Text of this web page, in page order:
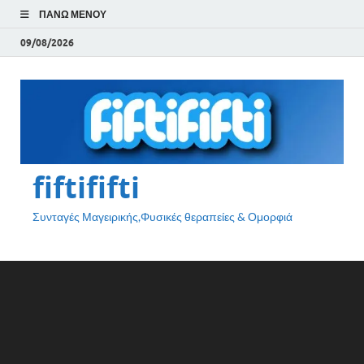
ΠΆΝΩ ΜΕΝΟΎ
09/08/2026
fiftififti
Συνταγές Μαγειρικής,Φυσικές θεραπείες & Ομορφιά